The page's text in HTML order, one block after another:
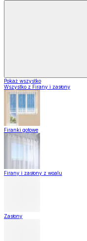
Pokaż wszystko
Wszystko z Firany i zasłony
Firanki gotowe
Firany i zasłony z woalu
Zasłony